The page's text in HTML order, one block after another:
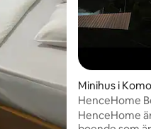
Minihus i Komodo
HenceHome Bergsutsikt + soluppgång |
5 minuter till
HenceHome är